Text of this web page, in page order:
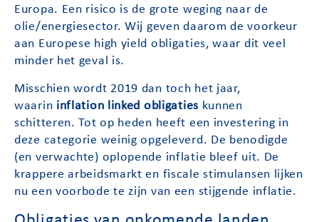
Europa. Een risico is de grote weging naar de
olie/energiesector. Wij geven daarom de voorkeur
aan Europese high yield obligaties, waar dit veel
minder het geval is.
Misschien wordt 2019 dan toch het jaar,
waarin inflation linked obligaties kunnen
schitteren. Tot op heden heeft een investering in
deze categorie weinig opgeleverd. De benodigde
(en verwachte) oplopende inflatie bleef uit. De
krappere arbeidsmarkt en fiscale stimulansen lijken
nu een voorbode te zijn van een stijgende inflatie.